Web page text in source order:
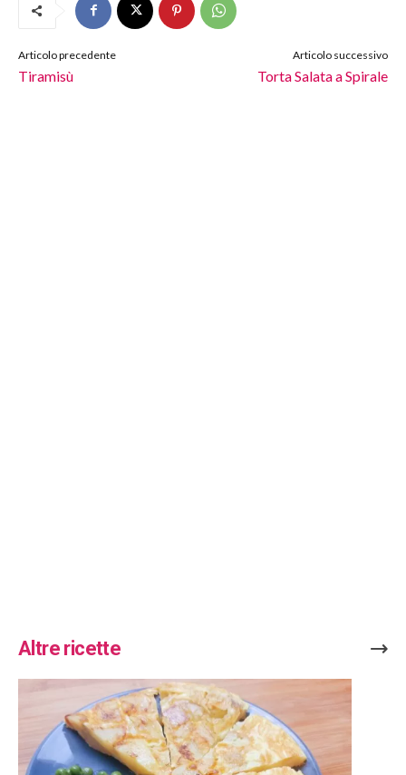
Articolo precedente
Tiramisù
Articolo successivo
Torta Salata a Spirale
Altre ricette